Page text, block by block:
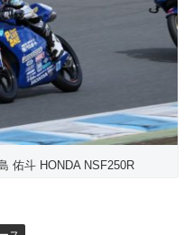
佑斗 HONDA NSF250R